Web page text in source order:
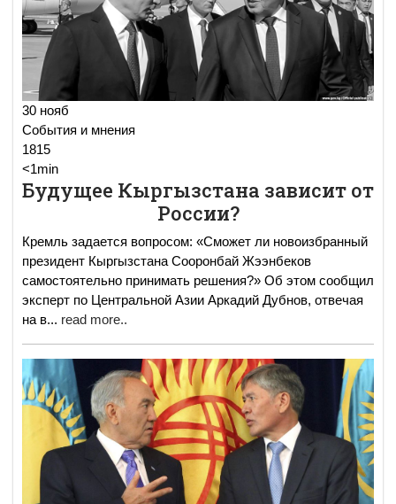
30 нояб
События и мнения
1815
<1min
Будущее Кыргызстана зависит от
России?
Кремль задается вопросом: «Сможет ли новоизбранный
президент Кыргызстана Сооронбай Жээнбеков
самостоятельно принимать решения?» Об этом сообщил
эксперт по Центральной Азии Аркадий Дубнов, отвечая
на в... read more..